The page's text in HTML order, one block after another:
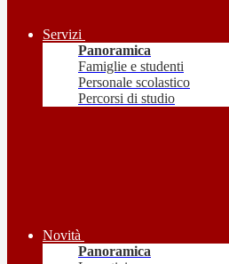
Servizi
Panoramica
Famiglie e studenti
Personale scolastico
Percorsi di studio
Novità
Panoramica